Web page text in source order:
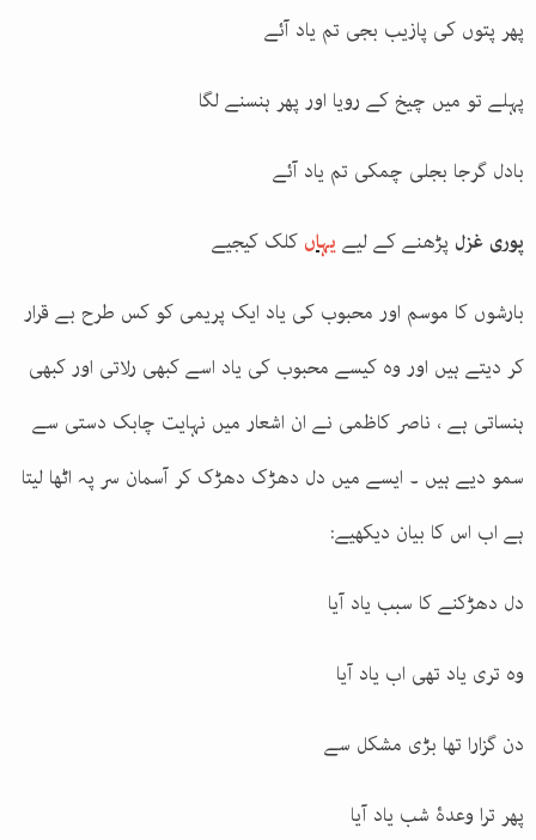
پھر پتوں کی پازیب بجی تم یاد آئے
پہلے تو میں چیخ کے رویا اور پھر ہنسنے لگا
بادل گرجا بجلی چمکی تم یاد آئے
پوری غزل پڑھنے کے لیے یہاں کلک کیجیے
بارشوں کا موسم اور محبوب کی یاد ایک پریمی کو کس طرح بے قرار
کر دیتے ہیں اور وہ کیسے محبوب کی یاد اسے کبھی رلاتی اور کبھی
ہنساتی ہے ، ناصر کاظمی نے ان اشعار میں نہایت چابک دستی سے
سمو دیے ہیں ۔ ایسے میں دل دھڑک دھڑک کر آسمان سر پہ اٹھا لیتا
ہے اب اس کا بیان دیکھیے:
دل دھڑکنے کا سبب یاد آیا
وہ تری یاد تھی اب یاد آیا
دن گزارا تھا بڑی مشکل سے
پھر ترا وعدۂ شب یاد آیا